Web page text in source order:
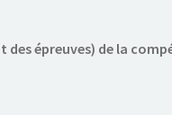
des épreuves) de la